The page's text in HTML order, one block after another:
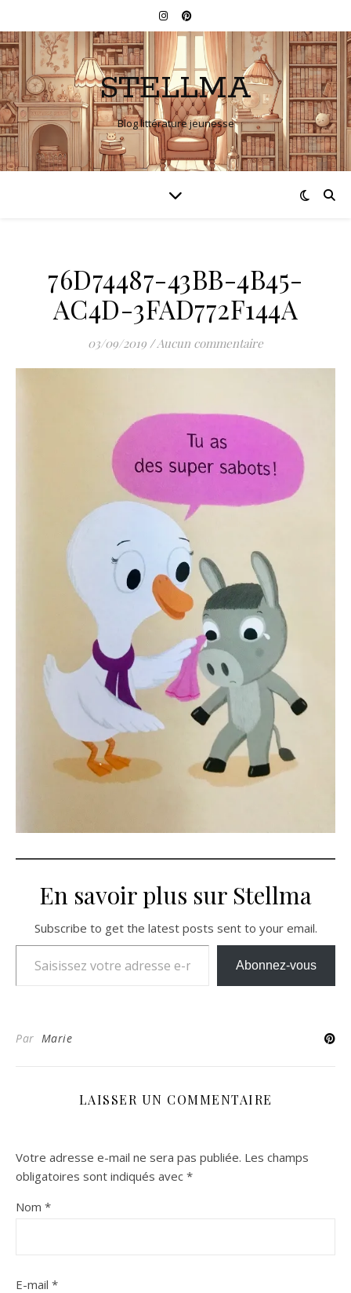
STELLMA
Blog littérature jeunesse
76D74487-43BB-4B45-
AC4D-3FAD772F144A
03/09/2019 /Aucun commentaire
En savoir plus sur Stellma
Subscribe to get the latest posts sent to your email.
Saisissez votre adresse e-mail…
Abonnez-vous
Par Marie
LAISSER UN COMMENTAIRE
Votre adresse e-mail ne sera pas publiée. Les champs
obligatoires sont indiqués avec *
Nom *
E-mail *